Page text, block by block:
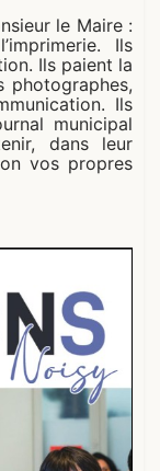
le Maire :
Ils
Ils paient la
photographes,
Ils
municipal
dans leur
vos propres